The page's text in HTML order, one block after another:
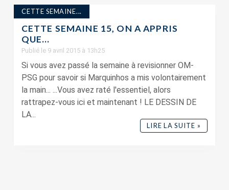
CETTE SEMAINE...
CETTE SEMAINE 15, ON A APPRIS
QUE…
Publié le 9 avril 2015 à 13h25
Si vous avez passé la semaine à revisionner OM-
PSG pour savoir si Marquinhos a mis volontairement
la main... ...Vous avez raté l'essentiel, alors
rattrapez-vous ici et maintenant ! LE DESSIN DE
LA...
LIRE LA SUITE »